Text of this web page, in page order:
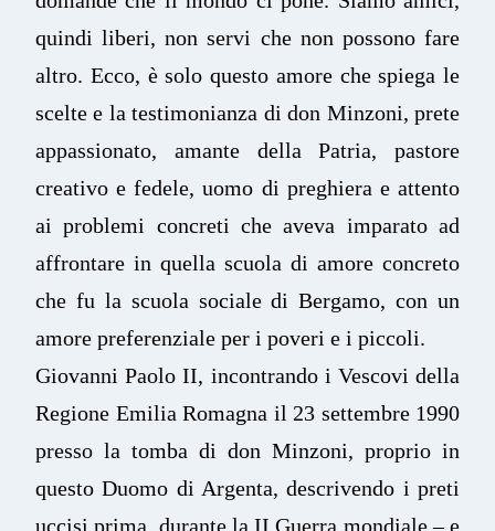
quindi liberi, non servi che non possono fare
altro. Ecco, è solo questo amore che spiega le
scelte e la testimonianza di don Minzoni, prete
appassionato, amante della Patria, pastore
creativo e fedele, uomo di preghiera e attento
ai problemi concreti che aveva imparato ad
affrontare in quella scuola di amore concreto
che fu la scuola sociale di Bergamo, con un
amore preferenziale per i poveri e i piccoli.
Giovanni Paolo II, incontrando i Vescovi della
Regione Emilia Romagna il 23 settembre 1990
presso la tomba di don Minzoni, proprio in
questo Duomo di Argenta, descrivendo i preti
uccisi prima, durante la II Guerra mondiale – e